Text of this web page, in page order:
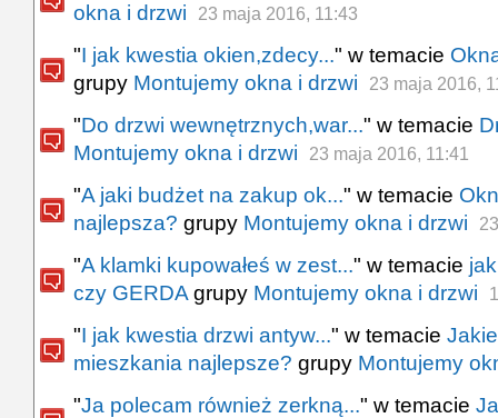
okna i drzwi
23 maja 2016, 11:43
"I jak kwestia okien,zdecy..." w temacie
grupy Montujemy okna i drzwi 23 maja 2016,
"Do drzwi wewnętrznych,war..." w temacie
Montujemy okna i drzwi
23 maja 2016, 11:41
"A jaki budżet na zakup ok..." w temacie
najlepsza? grupy Montujemy okna i drzwi
"A klamki kupowałeś w zest..." w temacie
czy GERDA grupy Montujemy okna i drzwi
"I jak kwestia drzwi antyw..." w temacie
mieszkania najlepsze? grupy Montujemy
"Ja polecam również zerkną..." w temacie